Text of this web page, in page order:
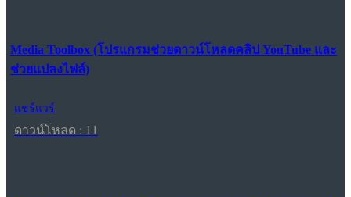
Media Toolbox (โปรแกรมช่วยดาวน์โหลดคลิป YouTube และ
ช่วยแปลงไฟล์)
แชร์แวร์
ดาวน์โหลด : 11